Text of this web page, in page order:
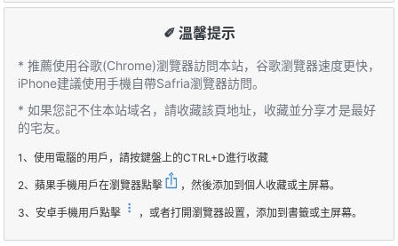
✐ 溫馨提示
* 推薦使用谷歌(Chrome)瀏覽器訪問本站，谷歌瀏覽器速度更快，
iPhone建議使用手機自帶Safria瀏覽器訪問。
* 如果您記不住本站域名，請收藏該頁地址，收藏並分享才是最好
的宅友。
1、使用電腦的用戶，請按鍵盤上的CTRL+D進行收藏
2、蘋果手機用戶在瀏覽器點擊 ，然後添加到個人收藏或主屏幕。
3、安卓手機用戶點擊 ，或者打開瀏覽器設置，添加到書籤或主屏幕。